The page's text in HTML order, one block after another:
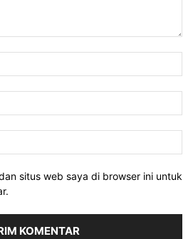
situs web saya di browser ini untuk